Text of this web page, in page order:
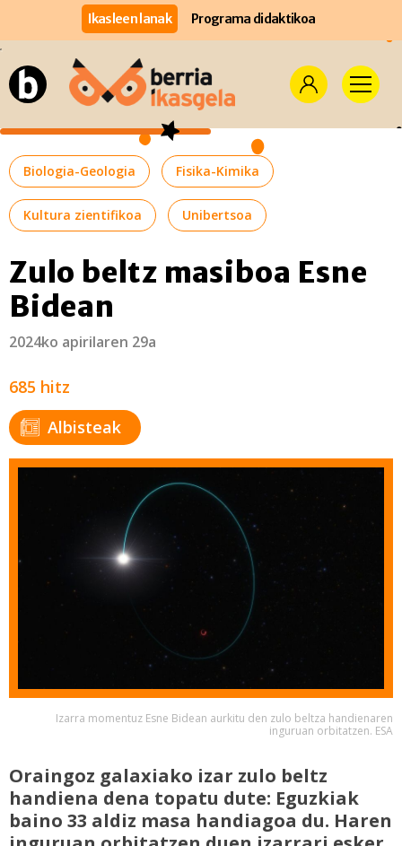
Ikasleen lanak Programa didaktikoa
Biologia-Geologia Fisika-Kimika
Kultura zientifikoa Unibertsoa
Zulo beltz masiboa Esne
Bidean
2024ko apirilaren 29a
685 hitz
Albisteak
Izarra momentuz Esne Bidean aurkitu den zulo beltza handienaren
inguruan orbitatzen. ESA
Oraingoz galaxiako izar zulo beltz
handiena dena topatu dute: Eguzkiak
baino 33 aldiz masa handiagoa du. Haren